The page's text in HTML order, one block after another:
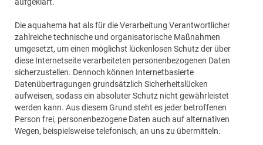
Die aquahema hat als für die Verarbeitung Verantwortlicher
zahlreiche technische und organisatorische Maßnahmen
umgesetzt, um einen möglichst lückenlosen Schutz der über
diese Internetseite verarbeiteten personenbezogenen Daten
sicherzustellen. Dennoch können Internetbasierte
Datenübertragungen grundsätzlich Sicherheitslücken
aufweisen, sodass ein absoluter Schutz nicht gewährleistet
werden kann. Aus diesem Grund steht es jeder betroffenen
Person frei, personenbezogene Daten auch auf alternativen
Wegen, beispielsweise telefonisch, an uns zu übermitteln.